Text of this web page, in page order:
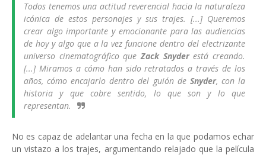
Todos tenemos una actitud reverencial hacia la naturaleza
icónica de estos personajes y sus trajes. [...] Queremos
crear algo importante y emocionante para las audiencias
de hoy y algo que a la vez funcione dentro del electrizante
universo cinematográfico queZack Snyderestá creando.
[...] Miramos a cómo han sido retratados a través de los
años, cómo encajarlo dentro del guión deSnyder, con la
historia y que cobre sentido, lo que son y lo que
representan.
No es capaz de adelantar una fecha en la que podamos echar
un vistazo a los trajes, argumentando relajado que la película